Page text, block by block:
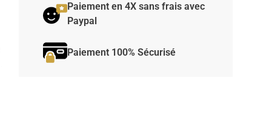
Paiement en 4X sans frais avec
Paypal
Paiement 100% Sécurisé